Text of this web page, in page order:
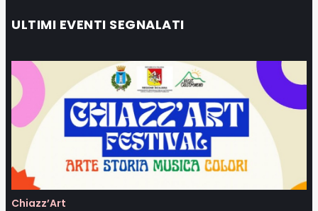
ULTIMI EVENTI SEGNALATI
Chiazz’Art